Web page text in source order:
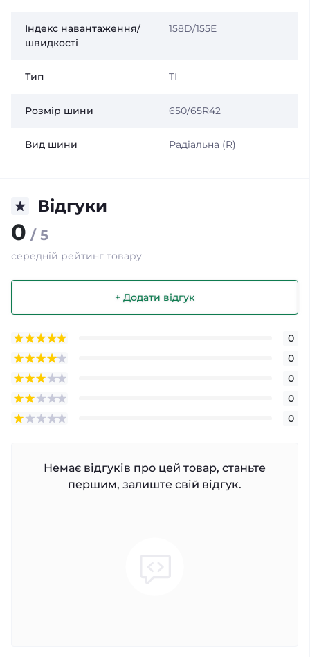
Індекс навантаження/
швидкості
158D/155E
Тип TL
Розмір шини 650/65R42
Вид шини Радіальна (R)
Відгуки
0 / 5
середній рейтинг товару
+ Додати відгук
0
0
0
0
0
Немає відгуків про цей товар, станьте
першим, залиште свій відгук.